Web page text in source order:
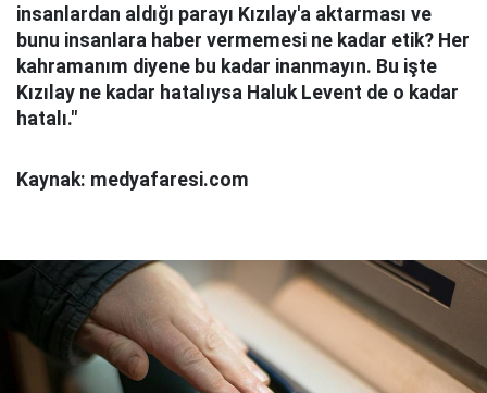
insanlardan aldığı parayı Kızılay'a aktarması ve
bunu insanlara haber vermemesi ne kadar etik? Her
kahramanım diyene bu kadar inanmayın. Bu işte
Kızılay ne kadar hatalıysa Haluk Levent de o kadar
hatalı."
Kaynak: medyafaresi.com